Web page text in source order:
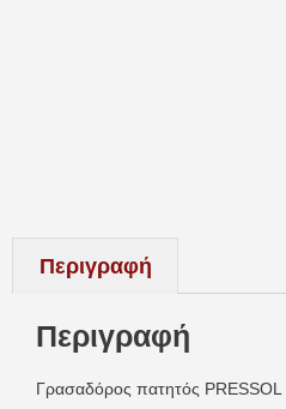
Περιγραφή
Περιγραφή
Γρασαδόρος πατητός PRESSOL